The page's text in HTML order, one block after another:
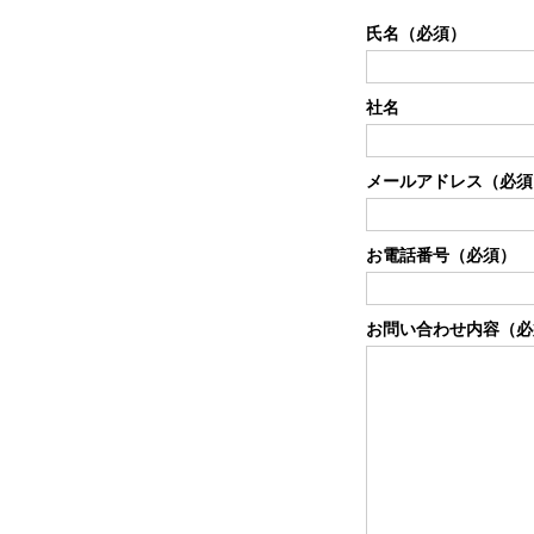
氏名（必須）
社名
メールアドレス（必
お電話番号（必須）
お問い合わせ内容（